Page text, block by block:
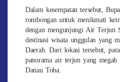
Dalam kesempatan tersebut,
rombongan untuk menikmati
dengan mengunjungi Air Terjun
destinasi wisata unggulan yang
Daerah. Dari lokasi tersebut,
panorama air terjun yang megah
Danau Toba.